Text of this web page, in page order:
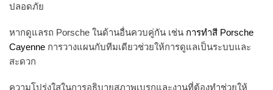
ปลอดภัย
หากดูแลรถ Porsche ในด้านอื่นควบคู่กัน เช่น การทำสี Porsche
Cayenne การวางแผนกับทีมเดียวช่วยให้การดูแลเป็นระบบและ
สะดวก
ความโปร่งใสในการอธิบายสภาพเบรกและงานที่ต้องทำช่วยให้